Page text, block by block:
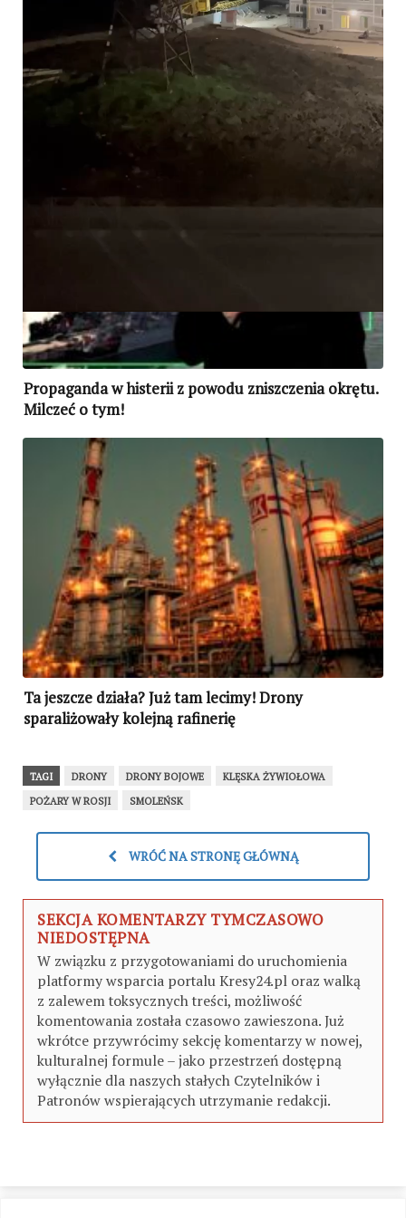
Czołg-żółw nie miał szans! Jest wideo z ataku
Propaganda w histerii z powodu zniszczenia okrętu.
Milczeć o tym!
Ta jeszcze działa? Już tam lecimy! Drony
sparaliżowały kolejną rafinerię
TAGI DRONY DRONY BOJOWE
KLĘSKA ŻYWIOŁOWA
POŻARY W ROSJI
SMOLEŃSK
WRÓĆ NA STRONĘ GŁÓWNĄ
SEKCJA KOMENTARZY TYMCZASOWO
NIEDOSTĘPNA
W związku z przygotowaniami do uruchomienia
platformy wsparcia portalu Kresy24.pl oraz walką
z zalewem toksycznych treści, możliwość
komentowania została czasowo zawieszona. Już
wkrótce przywrócimy sekcję komentarzy w nowej,
kulturalnej formule – jako przestrzeń dostępną
wyłącznie dla naszych stałych Czytelników i
Patronów wspierających utrzymanie redakcji.